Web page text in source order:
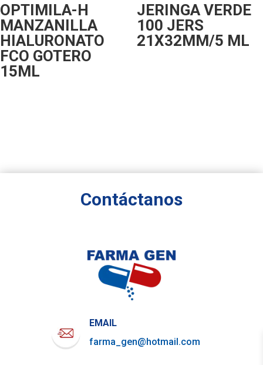
OPTIMILA-H
MANZANILLA
HIALURONATO
FCO GOTERO
15ML
JERINGA VERDE
100 JERS
21X32MM/5 ML
Contáctanos
EMAIL
farma_gen@hotmail.com